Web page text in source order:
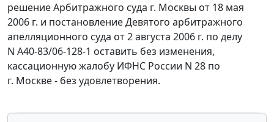
решение Арбитражного суда г. Москвы от 18 мая
2006 г. и постановление Девятого арбитражного
апелляционного суда от 2 августа 2006 г. по делу
N А40-83/06-128-1 оставить без изменения,
кассационную жалобу ИФНС России N 28 по
г. Москве - без удовлетворения.